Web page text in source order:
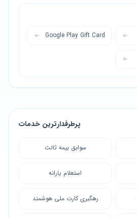
Google Play Gift Card
پرطرفدارترین خدمات
سوابق بیمه ثالث
استعلام یارانه
رهگیری کارت ملی هوشمند